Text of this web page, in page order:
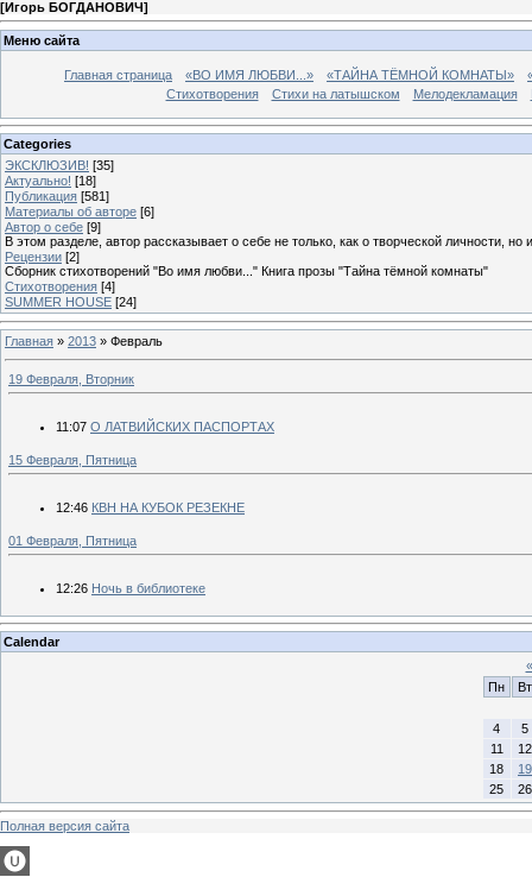
[Игорь БОГДАНОВИЧ]
Меню сайта
Главная страница «ВО ИМЯ ЛЮБВИ...» «ТАЙНА ТЁМНОЙ КОМНАТЫ»
Стихотворения
Стихи на латышском Мелодекламация
Categories
ЭКСКЛЮЗИВ! [35]
Актуально! [18]
Публикация [581]
Материалы об авторе [6]
Автор о себе [9]
В этом разделе, автор рассказывает о себе не только, как о творческой личности,
Рецензии [2]
Сборник стихотворений "Во имя любви..." Книга прозы "Тайна тёмной комнаты"
Стихотворения [4]
SUMMER HOUSE [24]
Главная » 2013 » Февраль
19 Февраля, Вторник
11:07 О ЛАТВИЙСКИХ ПАСПОРТАХ
15 Февраля, Пятница
12:46 КВН НА КУБОК РЕЗЕКНЕ
01 Февраля, Пятница
12:26 Ночь в библиотеке
Calendar
«
Пн
Вт
4
5
11
12
18
19
25
26
Полная версия сайта